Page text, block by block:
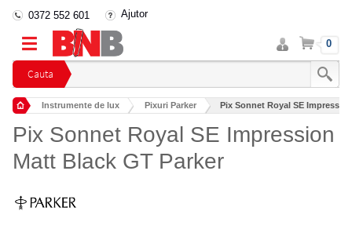
Cauta
0372 552 601 Ajutor
Intra
in
cont
Cos 0
Instrumente de lux Pixuri Parker Pix Sonnet Royal SE
Pix Sonnet Royal SE Impression
Matt Black GT Parker